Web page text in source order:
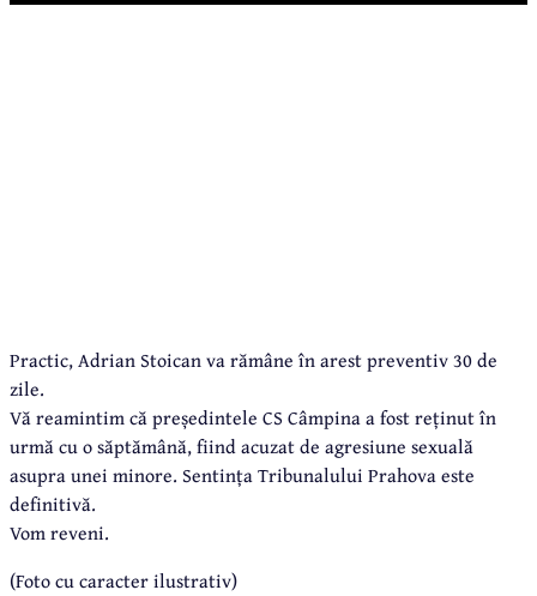
Practic, Adrian Stoican va rămâne în arest preventiv 30 de
zile.
Vă reamintim că președintele CS Câmpina a fost reținut în
urmă cu o săptămână, fiind acuzat de agresiune sexuală
asupra unei minore. Sentința Tribunalului Prahova este
definitivă.
Vom reveni.
(Foto cu caracter ilustrativ)